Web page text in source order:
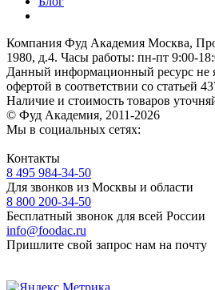
Компания Фуд Академия Москва,
1980, д.4. Часы работы: пн-пт 9:00-
Данный информационный ресурс не
офертой в соответствии со статьей
Наличие и стоимость товаров
© Фуд Академия, 2011-2026
Мы в социальных сетях:
Контакты
8 495 984-34-50
Для звонков из Москвы и области
8 800 200-34-50
Бесплатный звонок для всей России
info@foodac.ru
Пришлите свой запрос нам на почту